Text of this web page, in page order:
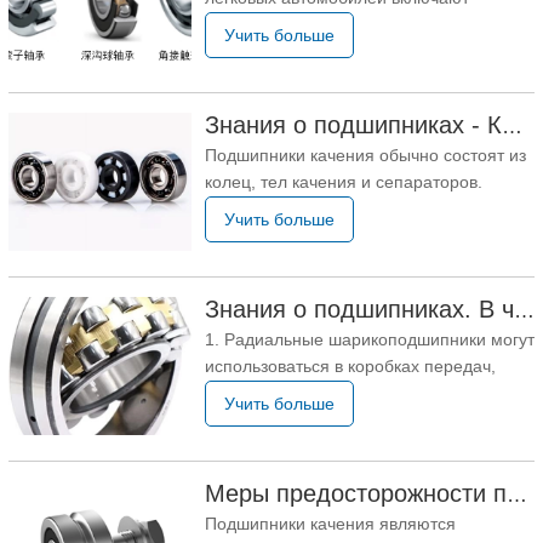
можно сказать, что общая
радиальные шарикоподшипники,
радиально-упорные подшипники,
подшипники, цилиндрические
роликовые подшипники. Рабочие
характеристики подшипников новых
энергетических транспортных
Учить больше
Знания о подшипниках - Классификация подшипников качения
Подшипники качения обычно состоят из
колец, тел качения и сепараторов.
Классификация подшипников качения 1
Классификация подшипников качения
контакта делятся на:
центростремительные подшипники и
упорные подшипники. Радиальный
Учить больше
Знания о подшипниках. В чем обычно используются различные подшипники?
1. Радиальные шарикоподшипники могут
использоваться в коробках передач,
инструментах, двигателях, бытовой
технике, двигателях внутреннего
строительной технике, машиностроении
и т. д. 2. Сферические
Учить больше
Меры предосторожности при использовании подшипников
Подшипники качения являются